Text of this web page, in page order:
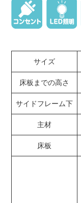
サイズ
床板までの高さ
サイドフレーム下
主材
床板